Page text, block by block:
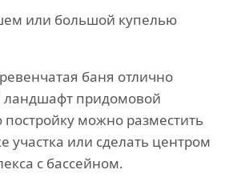
или большой купелью
баня отлично
придомовой
можно разместить
участка или сделать центром
с бассейном.